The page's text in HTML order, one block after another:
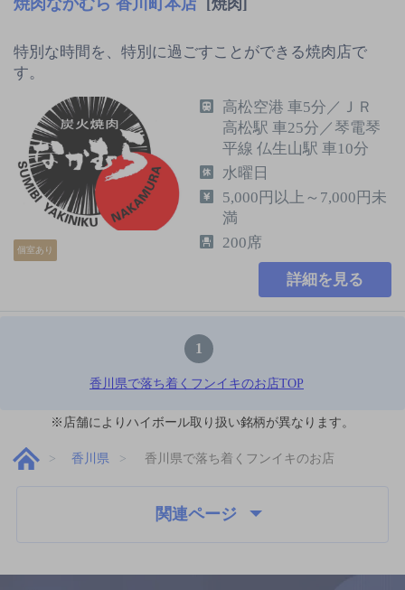
[焼肉]
特別な時間を、特別に過ごすことができる焼肉店で
す。
個室あり
高松空港 車5分／ＪＲ
高松駅 車25分／琴電琴
平線 仏生山駅 車10分
水曜日
5,000円以上～7,000円未
満
200席
詳細を見る
1
香川県で落ち着くフンイキのお店TOP
※店舗によりハイボール取り扱い銘柄が異なります。
香川県 香川県で落ち着くフンイキのお店
関連ページ